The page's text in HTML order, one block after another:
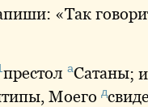
«Так
престол аСатаны;
, Моего д